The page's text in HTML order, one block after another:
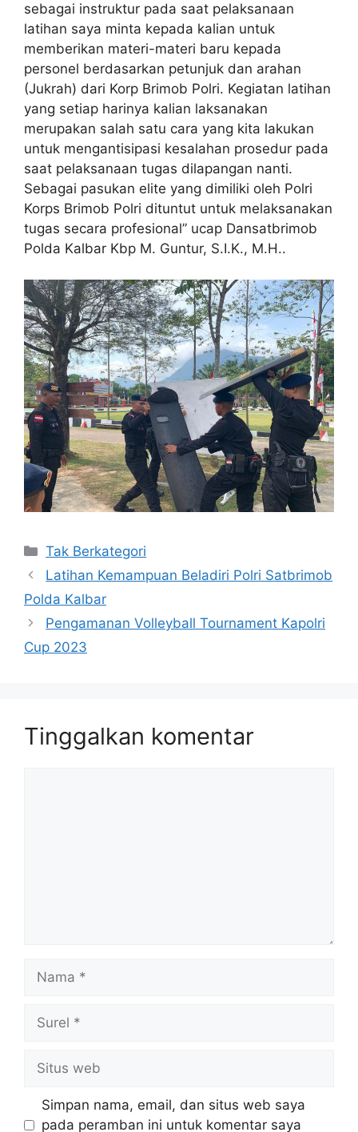
sebagai instruktur pada saat pelaksanaan
latihan saya minta kepada kalian untuk
memberikan materi-materi baru kepada
personel berdasarkan petunjuk dan arahan
(Jukrah) dari Korp Brimob Polri. Kegiatan latihan
yang setiap harinya kalian laksanakan
merupakan salah satu cara yang kita lakukan
untuk mengantisipasi kesalahan prosedur pada
saat pelaksanaan tugas dilapangan nanti.
Sebagai pasukan elite yang dimiliki oleh Polri
Korps Brimob Polri dituntut untuk melaksanakan
tugas secara profesional” ucap Dansatbrimob
Polda Kalbar Kbp M. Guntur, S.I.K., M.H..
Kategori
Tak Berkategori
Latihan Kemampuan Beladiri Polri Satbrimob
Polda Kalbar
Pengamanan Volleyball Tournament Kapolri
Cup 2023
Tinggalkan komentar
web
Simpan nama, email, dan situs web saya
pada peramban ini untuk komentar saya